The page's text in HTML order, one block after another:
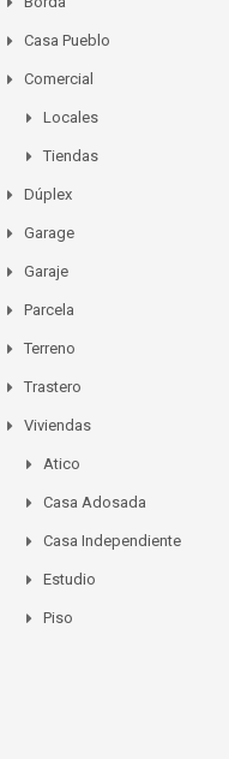
Casa Pueblo
Comercial
Locales
Tiendas
Dúplex
Garage
Garaje
Parcela
Terreno
Trastero
Viviendas
Atico
Casa Adosada
Casa Independiente
Estudio
Piso